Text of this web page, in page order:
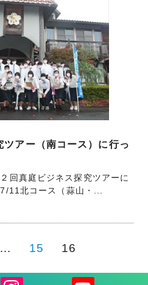
アー（南コース）に行っ
回真庭ビジネス探究ツアーに
11北コース（蒜山・...
… 15 16